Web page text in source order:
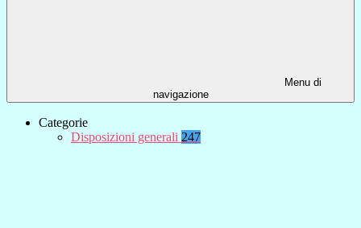
Menu di
navigazione
Categorie
Disposizioni generali 247